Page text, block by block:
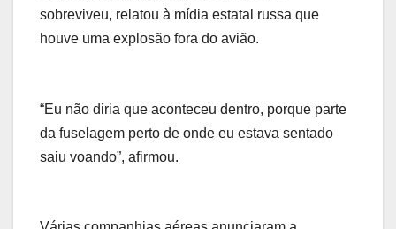
sobreviveu, relatou à mídia estatal russa que
houve uma explosão fora do avião.
“Eu não diria que aconteceu dentro, porque parte
da fuselagem perto de onde eu estava sentado
saiu voando”, afirmou.